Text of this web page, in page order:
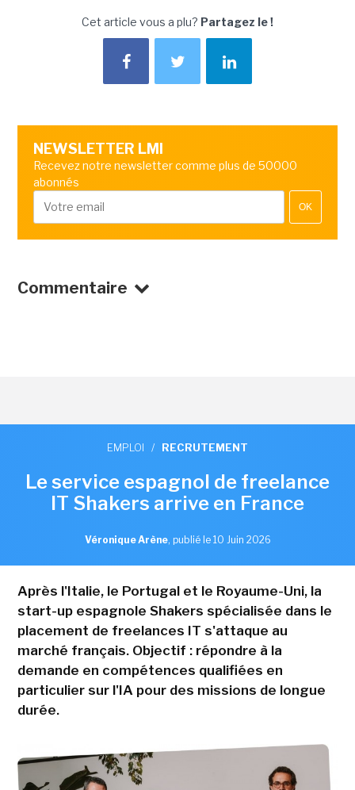
Cet article vous a plu? Partagez le !
NEWSLETTER LMI
Recevez notre newsletter comme plus de 50000
abonnés
OK
Commentaire
EMPLOI / RECRUTEMENT
Le service espagnol de freelance
IT Shakers arrive en France
Véronique Arène, publié le 10 Juin 2026
Après l'Italie, le Portugal et le Royaume-Uni, la
start-up espagnole Shakers spécialisée dans le
placement de freelances IT s'attaque au
marché français. Objectif : répondre à la
demande en compétences qualifiées en
particulier sur l'IA pour des missions de longue
durée.